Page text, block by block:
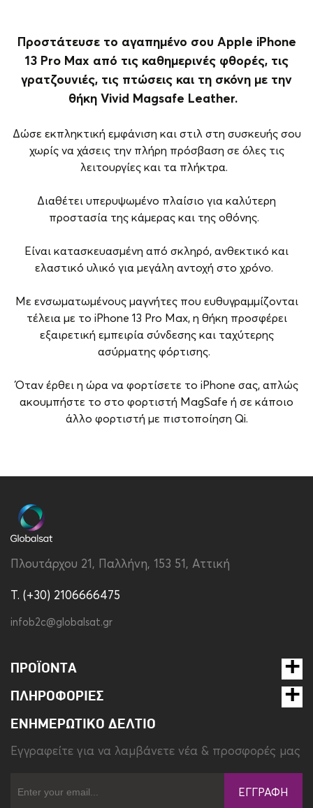
Προστάτευσε το αγαπημένο σου Apple iPhone
13 Pro Max από τις καθημερινές φθορές, τις
γρατζουνιές, τις πτώσεις και τη σκόνη με την
θήκη Vivid Magsafe Leather.
Δώσε εκπληκτική εμφάνιση και στιλ στη συσκευής σου
χωρίς να χάσεις την πλήρη πρόσβαση σε όλες τις
λειτουργίες και τα πλήκτρα.
Διαθέτει υπερυψωμένο πλαίσιο για καλύτερη
προστασία της κάμερας και της οθόνης.
Είναι κατασκευασμένη από σκληρό, ανθεκτικό και
ελαστικό υλικό για μεγάλη αντοχή στο χρόνο.
Με ενσωματωμένους μαγνήτες που ευθυγραμμίζονται
τέλεια με το iPhone 13 Pro Max, η θήκη προσφέρει
εξαιρετική εμπειρία σύνδεσης και ταχύτερης
ασύρματης φόρτισης.
Όταν έρθει η ώρα να φορτίσετε το iPhone σας, απλώς
ακουμπήστε το στο φορτιστή MagSafe ή σε κάποιο
άλλο φορτιστή με πιστοποίηση Qi.
Συμβατότητα Apple iPhone 13 Pro Max
Τύπος
Υλικό
Υποστήριξη MagSafe Ναι
Χρώμα
Πλουτάρχου 21, Παλλήνη, 153 51, Αττική
T. (+30) 2106666475
infob2c@globalsat.gr
ΠΡΟΪΌΝΤΑ
ΠΛΗΡΟΦΟΡΊΕΣ
ΕΝΗΜΕΡΩΤΙΚΌ ΔΕΛΤΊΟ
Eγγραφείτε για να λαμβάνετε νέα & προσφορές μας
ΕΓΓΡΑΦΉ